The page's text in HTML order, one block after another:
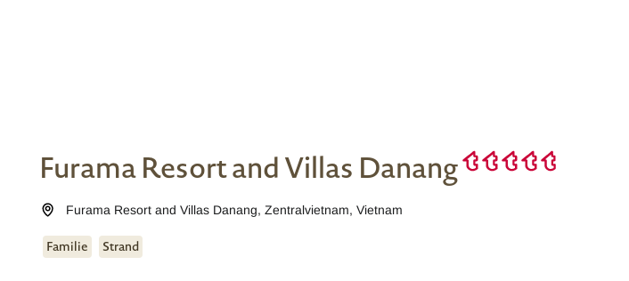
Furama Resort and Villas Danang
Furama Resort and Villas Danang,Zentralvietnam,Vietnam
Familie Strand